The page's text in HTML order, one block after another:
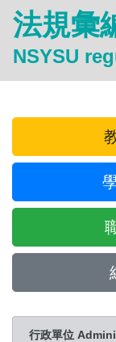
法規彙
NSYSU
行政單位